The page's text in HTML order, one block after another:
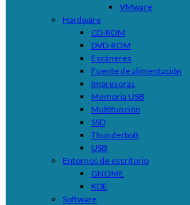
VMware
Hardware
CD-ROM
DVD-ROM
Escáneres
Fuente de alimentación
Impresoras
Memoria USB
Multifunción
SSD
Thunderbolt
USB
Entornos de escritorio
GNOME
KDE
Software